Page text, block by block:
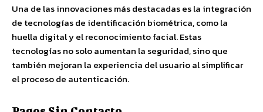
Una de las innovaciones más destacadas es la integración
de tecnologías de identificación biométrica, como la
huella digital y el reconocimiento facial. Estas
tecnologías no solo aumentan la seguridad, sino que
también mejoran la experiencia del usuario al simplificar
el proceso de autenticación.